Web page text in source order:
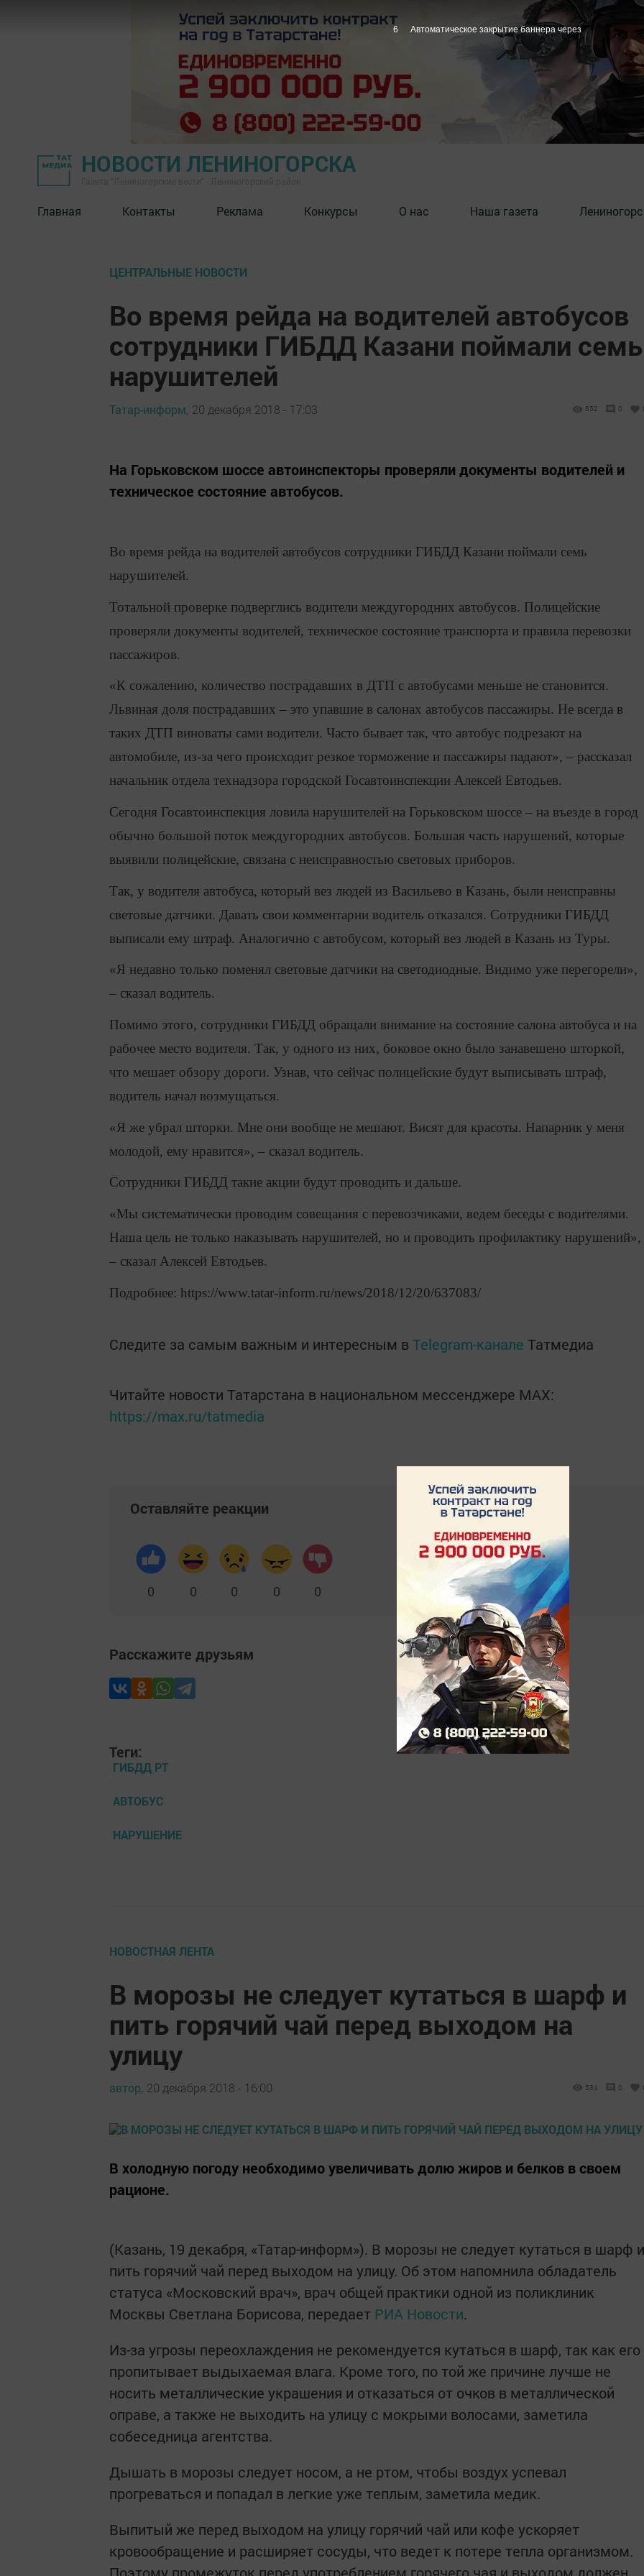
НОВОСТИ ЛЕНИНОГОРСКА
Главная Контакты Реклама Конкурсы О нас Наша газета
ЦЕНТРАЛЬНЫЕ НОВОСТИ
Во время рейда на водителей автобусов
сотрудники ГИБДД Казани поймали семь
нарушителей
Татар-информ, 20 декабря 2018 - 17:03 652 0
На Горьковском шоссе автоинспекторы проверяли документы водителей и
техническое состояние автобусов.
Во время рейда на водителей автобусов сотрудники ГИБДД Казани поймали семь
нарушителей.
Тотальной проверке подверглись водители междугородних автобусов. Полицейские
проверяли документы водителей, техническое состояние транспорта и правила перевозки
пассажиров.
«К сожалению, количество пострадавших в ДТП с автобусами меньше не становится.
Львиная доля пострадавших – это упавшие в салонах автобусов пассажиры. Не всегда в
таких ДТП виноваты сами водители. Часто бывает так, что автобус подрезают на
автомобиле, из-за чего происходит резкое торможение и пассажиры падают», – рассказал
начальник отдела технадзора городской Госавтоинспекции Алексей Евтодьев.
Сегодня Госавтоинспекция ловила нарушителей на Горьковском шоссе – на въезде в город
обычно большой поток междугородних автобусов. Большая часть нарушений, которые
выявили полицейские, связана с неисправностью световых приборов.
Так, у водителя автобуса, который вез людей из Васильево в Казань, были неисправны
световые датчики. Давать свои комментарии водитель отказался. Сотрудники ГИБДД
выписали ему штраф. Аналогично с автобусом, который вез людей в Казань из Туры.
«Я недавно только поменял световые датчики на светодиодные. Видимо уже перегорели»,
– сказал водитель.
Помимо этого, сотрудники ГИБДД обращали внимание на состояние салона автобуса и на
рабочее место водителя. Так, у одного из них, боковое окно было занавешено шторкой,
что мешает обзору дороги. Узнав, что сейчас полицейские будут выписывать штраф,
водитель начал возмущаться.
«Я же убрал шторки. Мне они вообще не мешают. Висят для красоты. Напарник у меня
молодой, ему нравится», – сказал водитель.
Сотрудники ГИБДД такие акции будут проводить и дальше.
«Мы систематически проводим совещания с перевозчиками, ведем беседы с водителями.
Наша цель не только наказывать нарушителей, но и проводить профилактику нарушений»,
– сказал Алексей Евтодьев.
Подробнее: https://www.tatar-inform.ru/news/2018/12/20/637083/
Следите за самым важным и интересным в Telegram-канале Татмедиа
Читайте новости Татарстана в национальном мессенджере MАХ:
https://max.ru/tatmedia
Оставляйте реакции
0 0 0 0 0
Расскажите друзьям
Теги:
ГИБДД РТ
АВТОБУС
НАРУШЕНИЕ
НОВОСТНАЯ ЛЕНТА
В морозы не следует кутаться в шарф и
пить горячий чай перед выходом на
улицу
автор, 20 декабря 2018 - 16:00 534 0
В холодную погоду необходимо увеличивать долю жиров и белков в своем
рационе.
(Казань, 19 декабря, «Татар-информ»). В морозы не следует кутаться в шарф и
пить горячий чай перед выходом на улицу. Об этом напомнила обладатель
статуса «Московский врач», врач общей практики одной из поликлиник
Москвы Светлана Борисова, передает РИА Новости.
Из-за угрозы переохлаждения не рекомендуется кутаться в шарф, так как его
пропитывает выдыхаемая влага. Кроме того, по той же причине лучше не
носить металлические украшения и отказаться от очков в металлической
оправе, а также не выходить на улицу с мокрыми волосами, заметила
собеседница агентства.
Дышать в морозы следует носом, а не ртом, чтобы воздух успевал
прогреваться и попадал в легкие уже теплым, заметила медик.
Выпитый же перед выходом на улицу горячий чай или кофе ускоряет
кровообращение и расширяет сосуды, что ведет к потере тепла организмом.
Поэтому промежуток перед употреблением горячего чая и выходом должен
5 Автоматическое закрытие баннера через